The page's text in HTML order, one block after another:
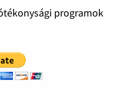
programok